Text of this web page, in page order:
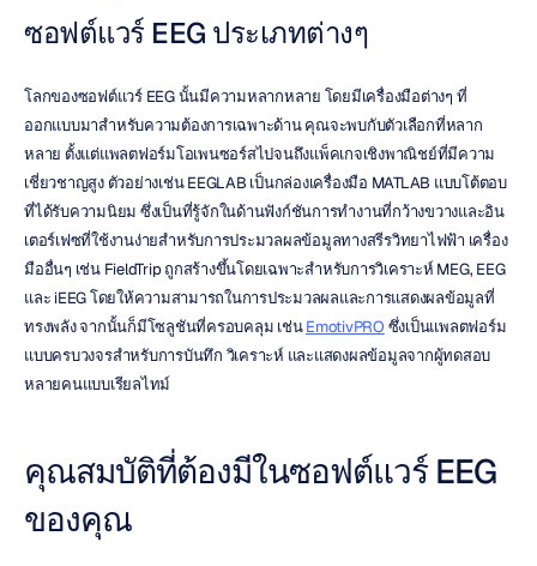
ซอฟต์แวร์ EEG ประเภทต่างๆ
โลกของซอฟต์แวร์ EEG นั้นมีความหลากหลาย โดยมีเครื่องมือต่างๆ ที่
ออกแบบมาสำหรับความต้องการเฉพาะด้าน คุณจะพบกับตัวเลือกที่หลาก
หลาย ตั้งแต่แพลตฟอร์มโอเพนซอร์สไปจนถึงแพ็คเกจเชิงพาณิชย์ที่มีความ
เชี่ยวชาญสูง ตัวอย่างเช่น EEGLAB เป็นกล่องเครื่องมือ MATLAB แบบโต้ตอบ
ที่ได้รับความนิยม ซึ่งเป็นที่รู้จักในด้านฟังก์ชันการทำงานที่กว้างขวางและอิน
เตอร์เฟซที่ใช้งานง่ายสำหรับการประมวลผลข้อมูลทางสรีรวิทยาไฟฟ้า เครื่อง
มืออื่นๆ เช่น FieldTrip ถูกสร้างขึ้นโดยเฉพาะสำหรับการวิเคราะห์ MEG, EEG
และ iEEG โดยให้ความสามารถในการประมวลผลและการแสดงผลข้อมูลที่
ทรงพลัง จากนั้นก็มีโซลูชันที่ครอบคลุม เช่น EmotivPRO ซึ่งเป็นแพลตฟอร์ม
แบบครบวงจรสำหรับการบันทึก วิเคราะห์ และแสดงผลข้อมูลจากผู้ทดสอบ
หลายคนแบบเรียลไทม์
คุณสมบัติที่ต้องมีในซอฟต์แวร์ EEG
ของคุณ